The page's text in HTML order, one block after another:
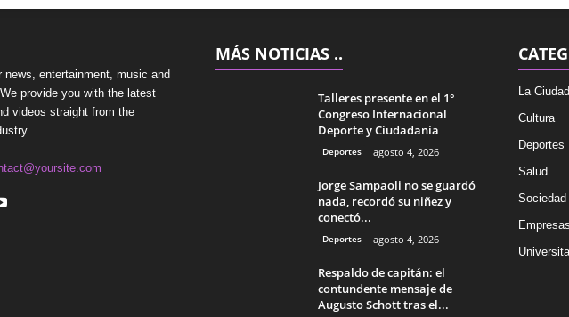
news, entertainment, music and
provide you with the latest
videos straight from the
MÁS NOTICIAS ..
Talleres presente en el 1°
Congreso Internacional
Deporte y Ciudadanía
Deportes agosto 4, 2026
Jorge Sampaoli no se guardó
nada, recordó su niñez y
conectó...
Deportes agosto 4, 2026
Respaldo de capitán: el
contundente mensaje de
Augusto Schott tras el...
La Ciudad
Cultura
Deportes
Salud
Sociedad
Empresas